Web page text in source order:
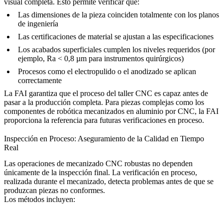
Las dimensiones de la pieza coinciden totalmente con los planos
de ingeniería
Las certificaciones de material se ajustan a las especificaciones
Los acabados superficiales cumplen los niveles requeridos (por
ejemplo, Ra < 0,8 µm para instrumentos quirúrgicos)
Procesos como el electropulido o el anodizado se aplican
correctamente
La FAI garantiza que el proceso del taller CNC es capaz antes de
pasar a la producción completa. Para piezas complejas como los
componentes de robótica mecanizados en aluminio por CNC, la FAI
proporciona la referencia para futuras verificaciones en proceso.
Inspección en Proceso: Aseguramiento de la Calidad en Tiempo
Real
Las operaciones de mecanizado CNC robustas no dependen
únicamente de la inspección final. La verificación en proceso,
realizada durante el mecanizado, detecta problemas antes de que se
produzcan piezas no conformes.
Los métodos incluyen: